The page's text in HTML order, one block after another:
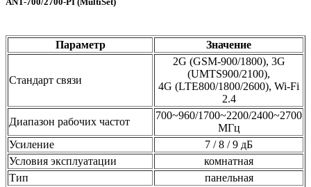
Параметр Значение
Стандарт связи
2G (GSM-900/1800), 3G
(UMTS900/2100),
4G (LTE800/1800/2600), Wi-Fi
2.4
Диапазон рабочих частот
700~960/1700~2200/2400~2700
МГц
Усиление
7 / 8 / 9 дБ
Условия эксплуатации
комнатная
Тип
панельная